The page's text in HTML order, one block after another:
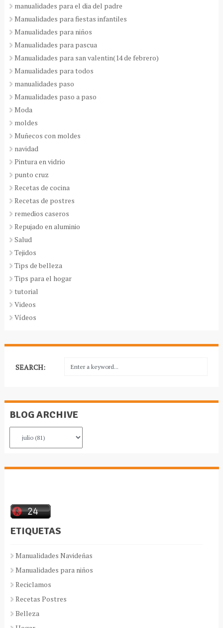
manualidades para el dia del padre
Manualidades para fiestas infantiles
Manualidades para niños
Manualidades para pascua
Manualidades para san valentin(14 de febrero)
Manualidades para todos
manualidades paso
Manualidades paso a paso
Moda
moldes
Muñecos con moldes
navidad
Pintura en vidrio
punto cruz
Recetas de cocina
Recetas de postres
remedios caseros
Repujado en aluminio
Salud
Tejidos
Tips de belleza
Tips para el hogar
tutorial
Videos
Vídeos
SEARCH:
BLOG ARCHIVE
ETIQUETAS
Manualidades Navideñas
Manualidades para niños
Reciclamos
Recetas Postres
Belleza